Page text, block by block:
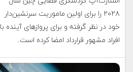
۲۰۲۸ را برای اولین ماموریت سرنشین‌دار
خود در نظر گرفته و برای پروازهای آینده با
افراد مشهور قرارداد امضا کرده است.